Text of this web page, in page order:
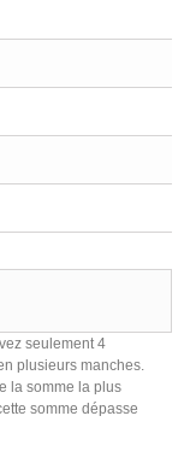
seulement 4
plusieurs manches.
la somme la plus
somme dépasse